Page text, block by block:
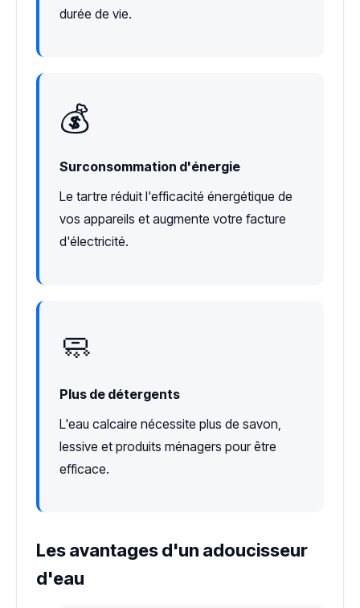
durée de vie.
💰
Surconsommation d'énergie
Le tartre réduit l'efficacité énergétique de
vos appareils et augmente votre facture
d'électricité.
🧼
Plus de détergents
L'eau calcaire nécessite plus de savon,
lessive et produits ménagers pour être
efficace.
Les avantages d'un adoucisseur
d'eau